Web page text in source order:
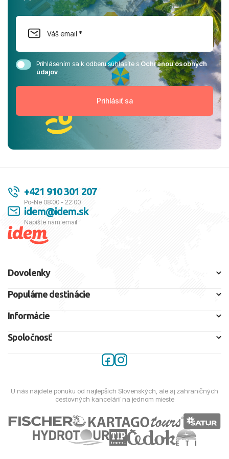
Prihlásením sa k odberu súhlasíte sOchranou osobných
údajov
+421 910 301 207
Po-Ne 08:00 - 22:00
idem@idem.sk
Napíšte nám email
Dovolenky
Populárne destinácie
Informácie
Spoločnosť
U nás nájdete ponuku od najlepších Slovenských, ale aj zahraničných
cestovných kancelárií na jednom mieste